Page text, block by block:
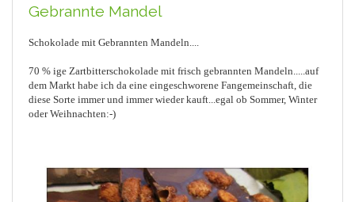
Gebrannte Mandel
Schokolade mit Gebrannten Mandeln....
70 % ige Zartbitterschokolade mit frisch gebrannten Mandeln.....auf
dem Markt habe ich da eine eingeschworene Fangemeinschaft, die
diese Sorte immer und immer wieder kauft...egal ob Sommer, Winter
oder Weihnachten:-)